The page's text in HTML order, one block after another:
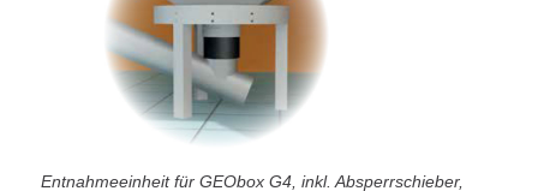
Entnahmeeinheit für GEObox G4, inkl. Absperrschieber,